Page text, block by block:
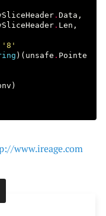
. Data ,
. Len ,
'8'
)( unsafe . Pointe
)
www.ireage.com